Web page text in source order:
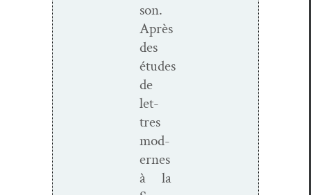
son.
Après
des
études
de
let­
tres
mod­
ernes
à la